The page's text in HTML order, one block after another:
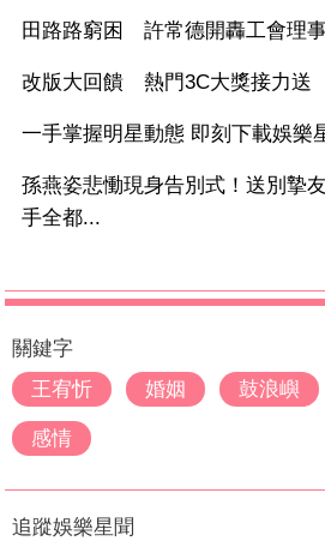
田路路窮困 許常德開轟工會理
改版大回饋 熱門3C大獎接力送
一手掌握明星動態 即刻下載娛樂
孫燕姿悲慟現身告別式！送別摯
手全都...
關鍵字
王宥忻
婚姻 鼓浪嶼
感情
追蹤娛樂星聞